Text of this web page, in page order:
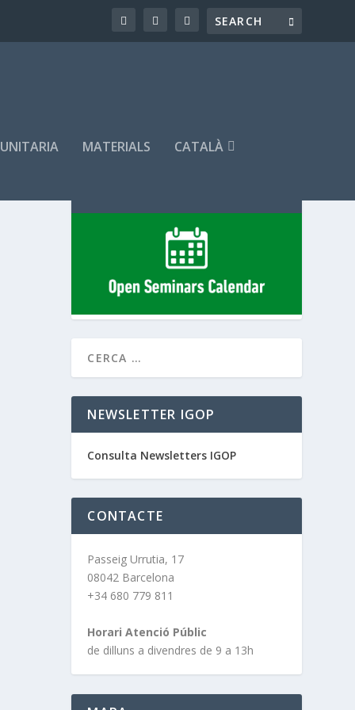
MATERIALS CATALÀ
NEWSLETTER IGOP
Consulta Newsletters IGOP
CONTACTE
Passeig Urrutia, 17
08042 Barcelona
+34 680 779 811
Horari Atenció Públic
de dilluns a divendres de 9 a 13h